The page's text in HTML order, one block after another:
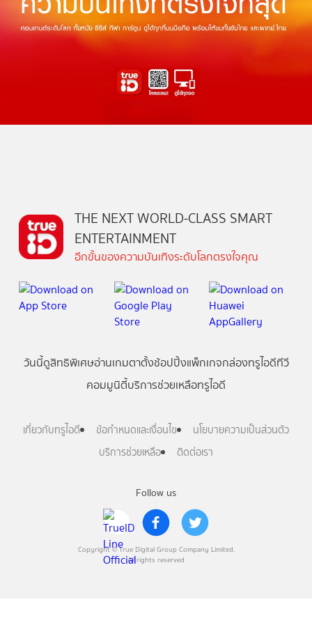
Follow us
Copyright © True Digital Group Company Limited.
All rights reserved
THE NEXT WORLD-CLASS SMART
ENTERTAINMENT
อีกขั้นของความบันเทิงระดับโลกตรงใจคุณ
วันนี้ดูสิทธิพิเศษอ่านเกมตาตั้งช้อปปิ้งแพ็กเกจกล่องทรูไอดีทีวี
คอมมูนิตี้บริการช่วยเหลือทรูไอดี
เกี่ยวกับทรูไอดี ข้อกำหนดและเงื่อนไข
นโยบายความเป็นส่วนตัว
บริการช่วยเหลือ
ติดต่อเรา